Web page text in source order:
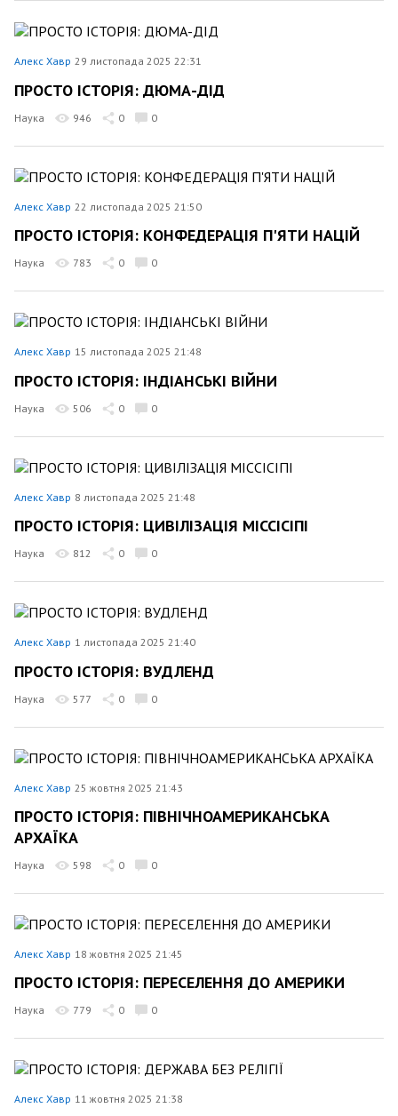
Алекс Хавр 29 листопада 2025 22:31
ПРОСТО ІСТОРІЯ: ДЮМА-ДІД
Наука 946 0 0
Алекс Хавр 22 листопада 2025 21:50
ПРОСТО ІСТОРІЯ: КОНФЕДЕРАЦІЯ П'ЯТИ НАЦІЙ
Наука 783 0 0
Алекс Хавр 15 листопада 2025 21:48
ПРОСТО ІСТОРІЯ: ІНДІАНСЬКІ ВІЙНИ
Наука 506 0 0
Алекс Хавр 8 листопада 2025 21:48
ПРОСТО ІСТОРІЯ: ЦИВІЛІЗАЦІЯ МІССІСІПІ
Наука 812 0 0
Алекс Хавр 1 листопада 2025 21:40
ПРОСТО ІСТОРІЯ: ВУДЛЕНД
Наука 577 0 0
Алекс Хавр 25 жовтня 2025 21:43
ПРОСТО ІСТОРІЯ: ПІВНІЧНОАМЕРИКАНСЬКА
АРХАЇКА
Наука 598 0 0
Алекс Хавр 18 жовтня 2025 21:45
ПРОСТО ІСТОРІЯ: ПЕРЕСЕЛЕННЯ ДО АМЕРИКИ
Наука 779 0 0
Алекс Хавр 11 жовтня 2025 21:38